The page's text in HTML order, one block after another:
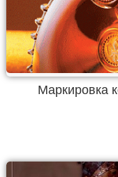
Маркировка